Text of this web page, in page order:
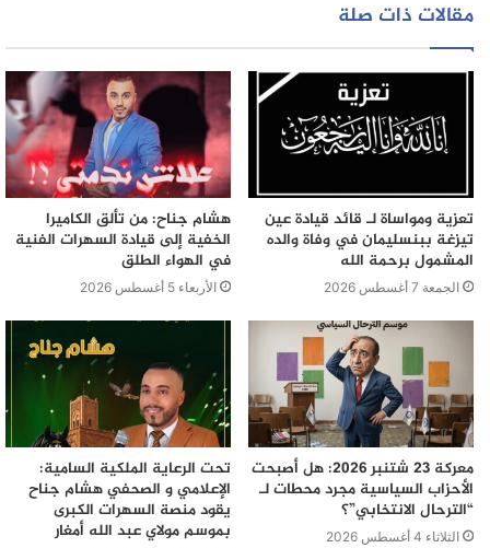
مقالات ذات صلة
تعزية ومواساة لـ قائد قيادة عين
تيزغة ببنسليمان في وفاة والده
المشمول برحمة الله
الجمعة 7 أغسطس 2026
هشام جناح: من تألق الكاميرا
الخفية إلى قيادة السهرات الفنية
في الهواء الطلق
الأربعاء 5 أغسطس 2026
معركة 23 شتنبر 2026: هل أصبحت
الأحزاب السياسية مجرد محطات لـ
“الترحال الانتخابي”؟
الثلاثاء 4 أغسطس 2026
تحت الرعاية الملكية السامية:
الإعلامي و الصحفي هشام جناح
يقود منصة السهرات الكبرى
بموسم مولاي عبد الله أمغار